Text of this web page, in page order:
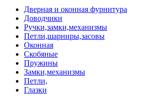
Дверная и оконная фурнитура
Доводчики
Ручки,замки,механизмы
Петли,шарниры,засовы
Оконная
Скобяные
Пружины
Замки,механизмы
Петли,
Глазки